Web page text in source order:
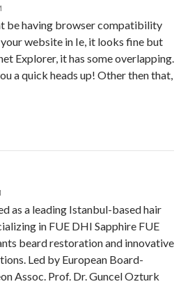
be having browser compatibility
website in Ie, it looks fine but
Explorer, it has some overlapping.
a quick heads up! Other then that,
as a leading Istanbul-based hair
in FUE DHI Sapphire FUE
beard restoration and innovative
Led by European Board-
Assoc. Prof. Dr. Guncel Ozturk